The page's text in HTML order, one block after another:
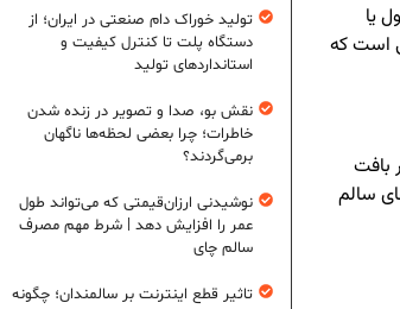
یا
است که
بافت
سالم
تولید خوراک دام صنعتی در ایران؛ از
دستگاه پلت تا کنترل کیفیت و
استانداردهای تولید
نقش بو، صدا و تصویر در زنده شدن
خاطرات؛ چرا بعضی لحظه‌ها ناگهان
برمی‌گردند؟
نوشیدنی ارزان‌قیمتی که می‌تواند طول
عمر را افزایش دهد | شرط مهم مصرف
سالم چای
تاثیر قطع اینترنت بر سالمندان؛ چگونه